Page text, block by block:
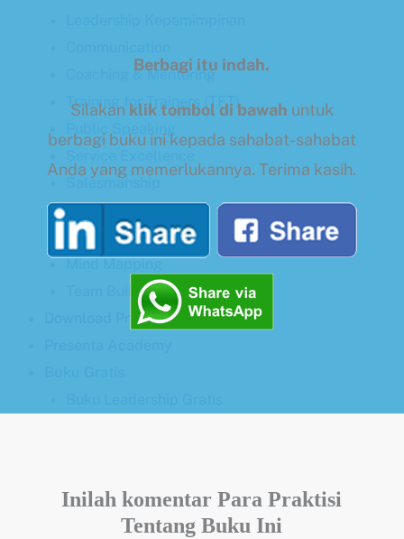
Coaching & Mentoring
Training for Trainers (TFT)
Public Speaking
Salesmanship
Problem Solving
Speed Reading
Mind Mapping
Team Building & Synergy
Download Proposal
Hubungi
Berbagi itu indah.
Silakan klik tombol di bawah untuk
berbagi buku ini kepada sahabat-sahabat
Anda yang memerlukannya. Terima kasih.
Inilah komentar Para Praktisi
Tentang Buku Ini